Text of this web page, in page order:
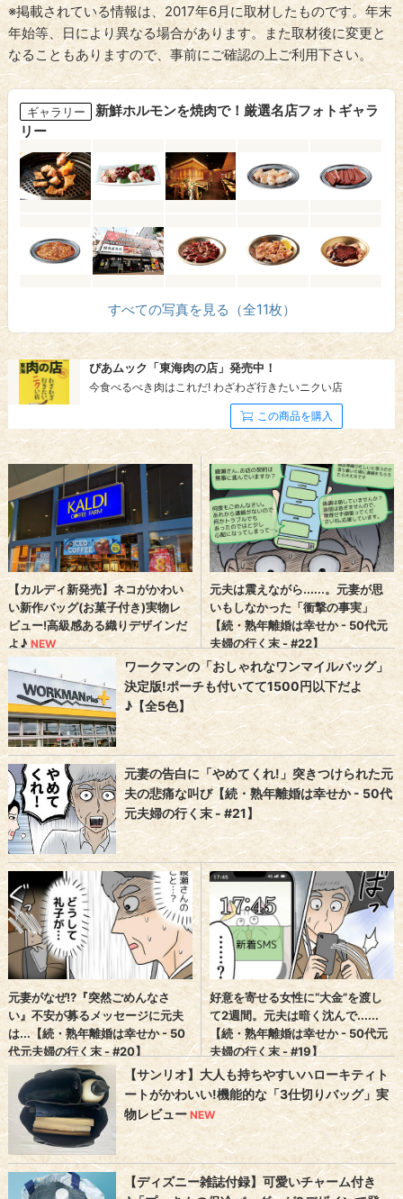
※掲載されている情報は、2017年6月に取材したものです。年末
年始等、日により異なる場合があります。また取材後に変更と
なることもありますので、事前にご確認の上ご利用下さい。
ギャラリー
新鮮ホルモンを焼肉で！厳選名店フォトギャラ
リー
すべての写真を見る（全11枚）
ぴあムック「東海肉の店」発売中！
今食べるべき肉はこれだ! わざわざ行きたいニクい店
この商品を購入